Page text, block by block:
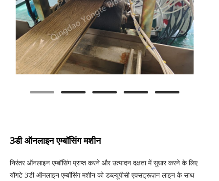
3डी ऑनलाइन एम्बॉसिंग मशीन
निरंतर ऑनलाइन एम्बॉसिंग प्राप्त करने और उत्पादन दक्षता में सुधार करने के लिए
योंगटे 3डी ऑनलाइन एम्बॉसिंग मशीन को डब्ल्यूपीसी एक्सट्रूज़न लाइन के साथ